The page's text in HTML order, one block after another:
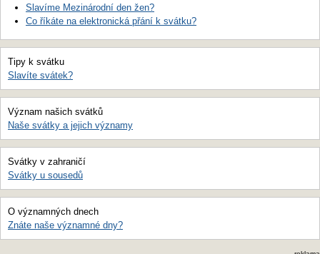
Slavíme Mezinárodní den žen?
Co říkáte na elektronická přání k svátku?
Tipy k svátku
Slavíte svátek?
Význam našich svátků
Naše svátky a jejich významy
Svátky v zahraničí
Svátky u sousedů
O významných dnech
Znáte naše významné dny?